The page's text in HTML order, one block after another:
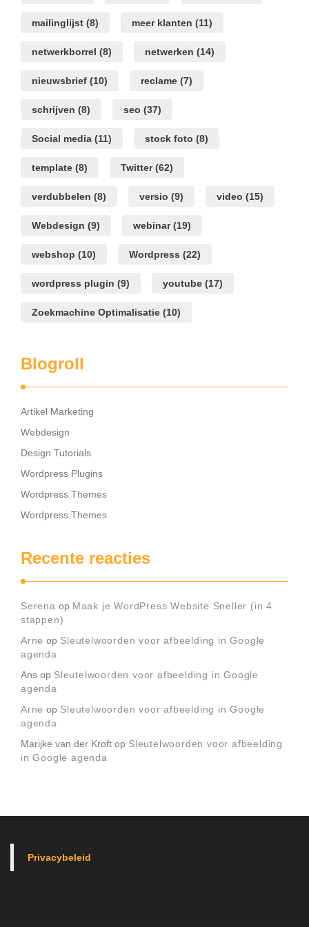
mailinglijst (8) meer klanten (11)
netwerkborrel (8) netwerken (14)
nieuwsbrief (10) reclame (7)
schrijven (8) seo (37)
Social media (11) stock foto (8)
template (8) Twitter(62)
verdubbelen (8) versio (9) video (15)
Webdesign (9) webinar(19)
webshop (10) Wordpress (22)
wordpress plugin (9) youtube (17)
Zoekmachine Optimalisatie (10)
Blogroll
Artikel Marketing
Webdesign
Design Tutorials
Wordpress Plugins
Wordpress Themes
Wordpress Themes
Recente reacties
Serena op Maak je WordPress Website Sneller (in 4
stappen)
Arne op Sleutelwoorden voor afbeelding in Google
agenda
Ans op Sleutelwoorden voor afbeelding in Google
agenda
Arne op Sleutelwoorden voor afbeelding in Google
agenda
Marijke van der Kroft op Sleutelwoorden voor afbeelding
in Google agenda
Privacybeleid